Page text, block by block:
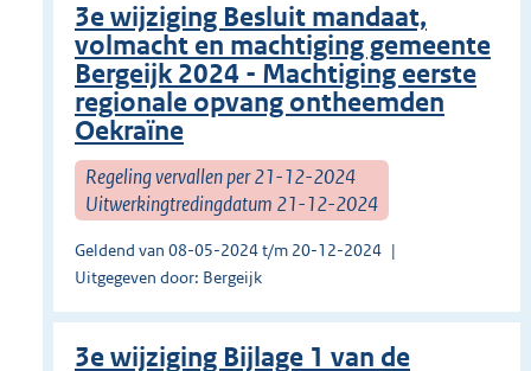
3e wijziging Besluit mandaat,
volmacht en machtiging gemeente
Bergeijk 2024 - Machtiging eerste
regionale opvang ontheemden
Oekraïne
Regeling vervallen per 21-12-2024
Uitwerkingtredingdatum 21-12-2024
Geldend van 08-05-2024 t/m 20-12-2024
Uitgegeven door: Bergeijk
3e wijziging Bijlage 1 van de